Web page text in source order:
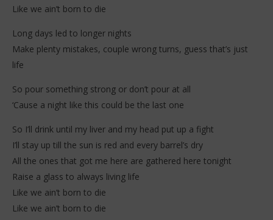
Like we ain’t born to die
Long days led to longer nights
Make plenty mistakes, couple wrong turns, guess that’s just
life
So pour something strong or don’t pour at all
‘Cause a night like this could be the last one
So I’ll drink until my liver and my head put up a fight
I’ll stay up till the sun is red and every barrel’s dry
All the ones that got me here are gathered here tonight
Raise a glass to always living life
Like we ain’t born to die
Like we ain’t born to die